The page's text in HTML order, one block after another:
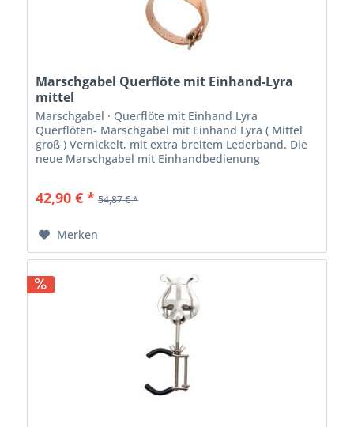
Marschgabel Querflöte mit Einhand-Lyra
mittel
Marschgabel · Querflöte mit Einhand Lyra
Querflöten- Marschgabel mit Einhand Lyra ( Mittel
groß ) Vernickelt, mit extra breitem Lederband. Die
neue Marschgabel mit Einhandbedienung
42,90 € * 54,87 € *
Merken